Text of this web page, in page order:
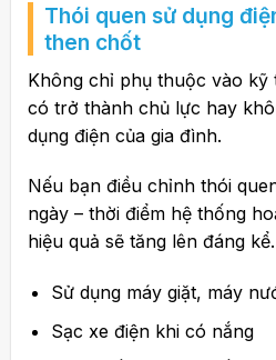
Thói quen sử dụng
then chốt
Không chỉ phụ thuộc vào kỹ
có trở thành chủ lực hay
dụng điện của gia đình.
Nếu bạn điều chỉnh thói
ngày – thời điểm hệ thống
hiệu quả sẽ tăng lên đáng
Sử dụng máy giặt, máy
Sạc xe điện khi có nắng